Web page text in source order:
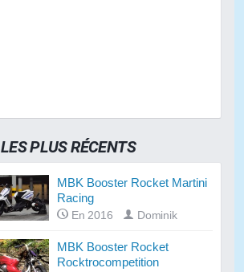
LES PLUS RÉCENTS
MBK Booster Rocket Martini
Racing
En 2016 Dominik
MBK Booster Rocket
Rocktrocompetition